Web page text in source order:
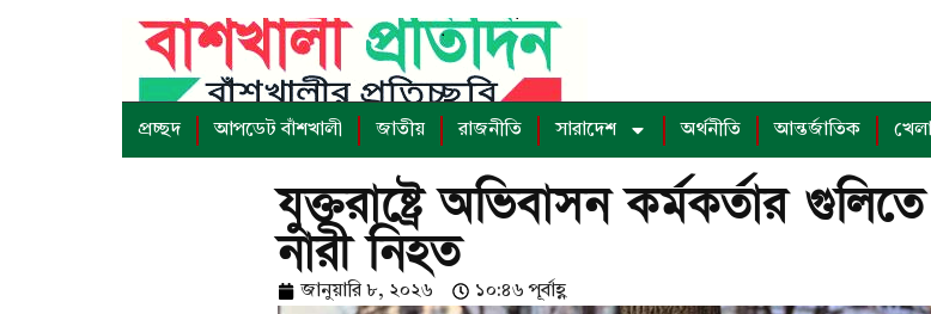
প্রচ্ছদ আপডেট বাঁশখালী জাতীয় রাজনীতি সারাদেশ অর্থনীতি আন্তর্জাতিক খেলা
যুক্তরাষ্ট্রে অভিবাসন কর্মকর্তার গুলিতে
নারী নিহত
জানুয়ারি ৮, ২০২৬ ১০:৪৬ পূর্বাহ্ণ